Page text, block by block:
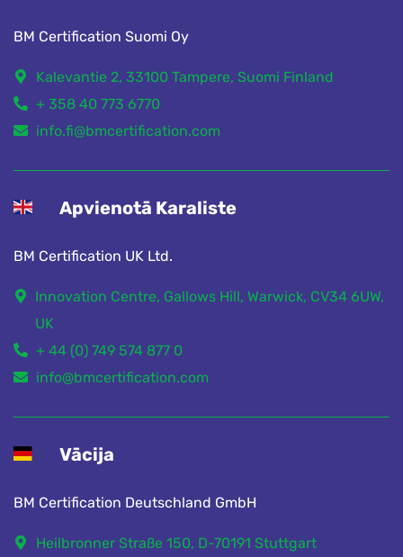
BM Certification Suomi Oy
Kalevantie 2, 33100 Tampere, Suomi Finland
+ 358 40 773 6770
info.fi@bmcertification.com
Apvienotā Karaliste
BM Certification UK Ltd.
Innovation Centre, Gallows Hill, Warwick, CV34 6UW,
UK
+ 44 (0) 749 574 877 0
info@bmcertification.com
Vācija
BM Certification Deutschland GmbH
Heilbronner Straße 150, D-70191 Stuttgart